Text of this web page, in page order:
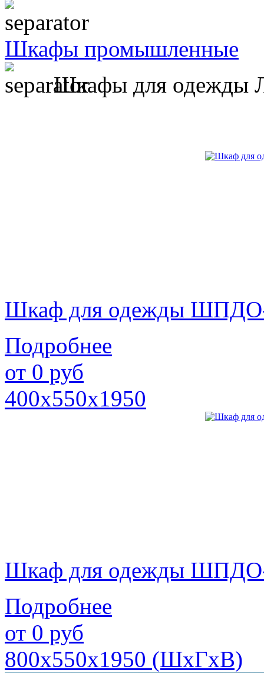
Шкафы промышленные
Шкафы для одежды
Шкаф для одежды
Подробнее
от 0 руб
400х550х1950
Шкаф для одежды
Подробнее
от 0 руб
800х550х1950 (ШхГхВ)